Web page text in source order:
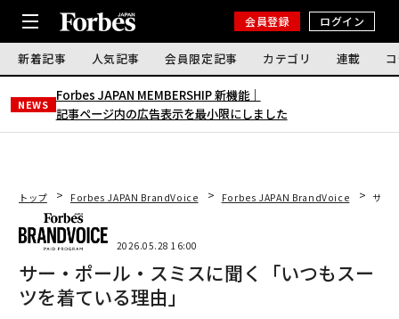
会員登録 ログイン
新着記事 人気記事 会員限定記事 カテゴリ 連載
NEWS
Forbes JAPAN MEMBERSHIP 新機能｜
記事ページ内の広告表示を最小限にしました
トップ Forbes JAPAN BrandVoice Forbes JAPAN BrandVoice サー
2026.05.28 16:00
サー・ポール・スミスに聞く「いつもスー
ツを着ている理由」